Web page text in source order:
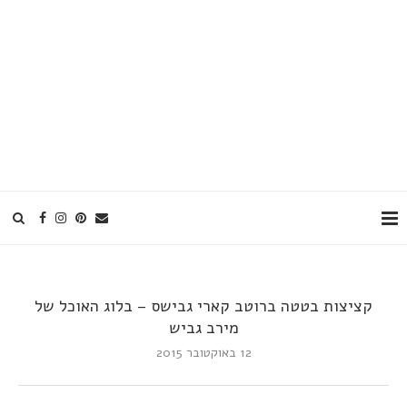
קציצות בטטה ברוטב קארי גבישס – בלוג האוכל של
מירב גביש
12 באוקטובר 2015